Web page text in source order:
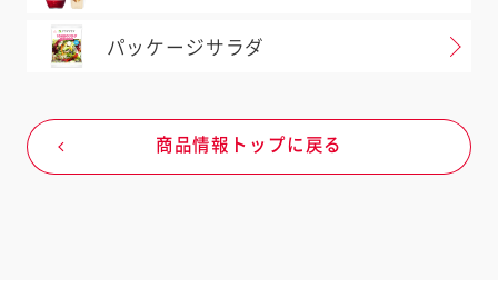
お店の在庫状況は日々変動しますの
育児食の店舗はお客様相談室にお問い
パッケージサラダ
商品情報トップに戻る